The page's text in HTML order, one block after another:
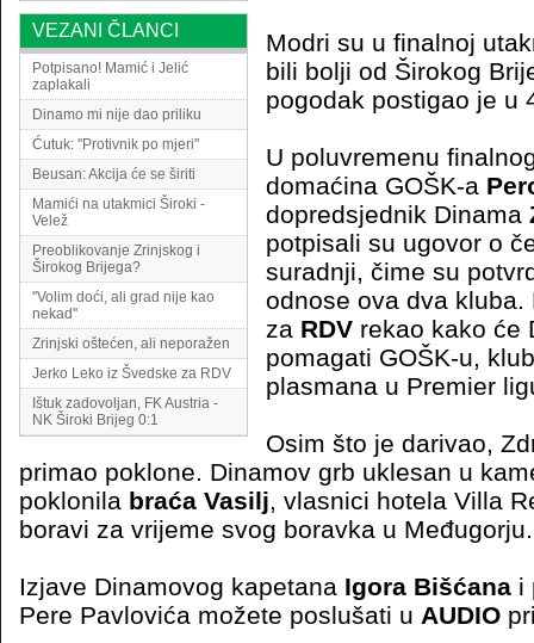
VEZANI ČLANCI
Potpisano! Mamić i Jelić
zaplakali
Dinamo mi nije dao priliku
Ćutuk: ''Protivnik po mjeri''
Beusan: Akcija će se širiti
Mamići na utakmici Široki -
Velež
Preoblikovanje Zrinjskog i
Širokog Brijega?
''Volim doći, ali grad nije kao
nekad''
Zrinjski oštećen, ali neporažen
Jerko Leko iz Švedske za RDV
Ištuk zadovoljan, FK Austria -
NK Široki Brijeg 0:1
Modri su u finalnoj
bili bolji od Širokog
pogodak postigao je u
U poluvremenu
domaćina GOŠK-a
dopredsjednik Dinama
potpisali su ugovor o
suradnji, čime su
odnose ova dva
za RDV rekao kako će
pomagati GOŠK-u,
plasmana u Premier
Osim što je darivao,
primao poklone. Dinamov grb uklesan u
poklonila braća Vasilj, vlasnici hotela Villa
boravi za vrijeme svog boravka u Međugorju.
Izjave Dinamovog kapetana Igora Bišćana i
Pere Pavlovića možete poslušati u AUDIO